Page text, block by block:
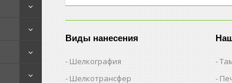
Виды нанесения
Шелкография
Шелкотрансфер